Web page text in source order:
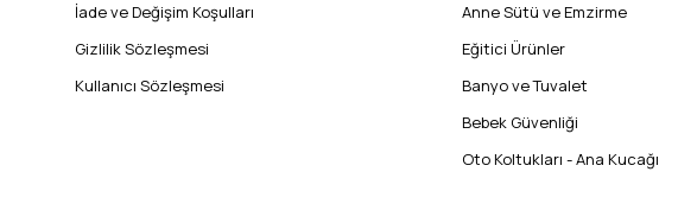
İade ve Değişim Koşulları
Gizlilik Sözleşmesi
Kullanıcı Sözleşmesi
Anne Sütü ve Emzirme
Eğitici Ürünler
Banyo ve Tuvalet
Bebek Güvenliği
Oto Koltukları - Ana Kucağı